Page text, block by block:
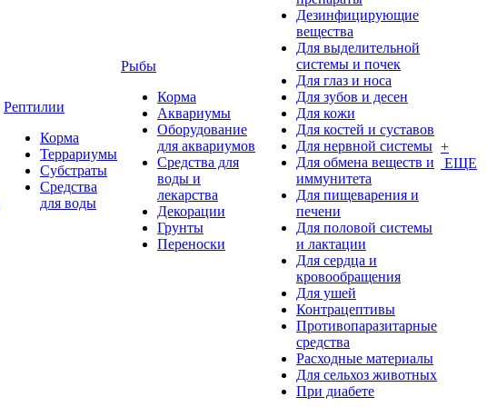
Рептилии
Корма
Террариумы
Субстраты
Средства
для воды
Рыбы
Корма
Аквариумы
Оборудование
для аквариумов
Средства для
воды и
лекарства
Декорации
Грунты
Переноски
Дезинфицирующие
вещества
Для выделительной
системы и почек
Для глаз и носа
Для зубов и десен
Для кожи
Для костей и суставов
Для нервной системы
Для обмена веществ и
иммунитета
Для пищеварения и
печени
Для половой системы
и лактации
Для сердца и
кровообращения
Для ушей
Контрацептивы
Противопаразитарные
средства
Расходные материалы
Для сельхоз животных
При диабете
+
ЕЩЕ